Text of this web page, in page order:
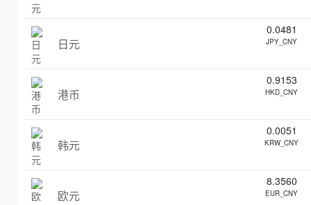
日元
0.0481
JPY_CNY
港币
0.9153
HKD_CNY
韩元
0.0051
KRW_CNY
欧元
8.3560
EUR_CNY